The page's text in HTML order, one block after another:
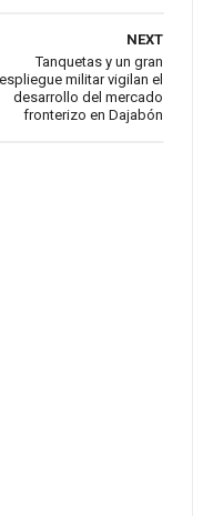
NEXT
Tanquetas y un gran
militar vigilan el
desarrollo del mercado
fronterizo en Dajabón